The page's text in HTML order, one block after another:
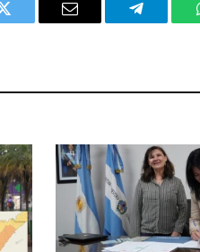
Twitter Email Telegram